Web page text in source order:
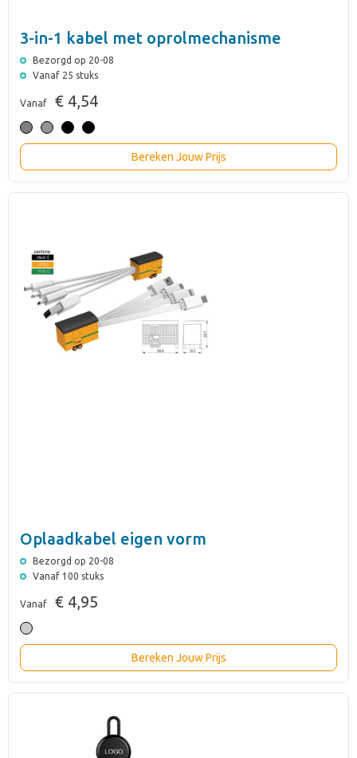
3-in-1 kabel met oprolmechanisme
Bezorgd op 20-08
Vanaf 25 stuks
Vanaf € 4,54
Bereken Jouw Prijs
Oplaadkabel eigen vorm
Bezorgd op 20-08
Vanaf 100 stuks
Vanaf € 4,95
Bereken Jouw Prijs